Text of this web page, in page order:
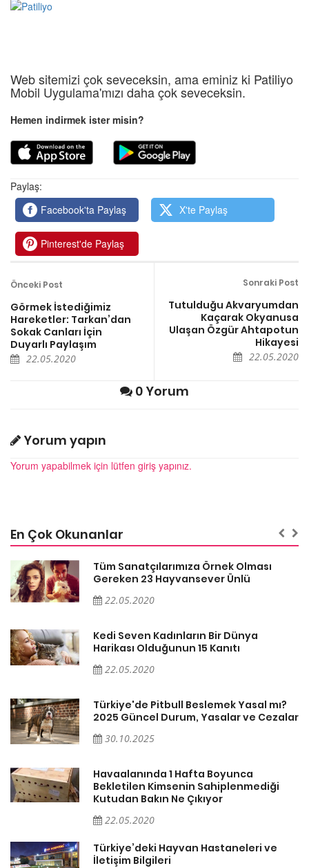
Web sitemizi çok seveceksin, ama eminiz ki Patiliyo
Mobil Uygulama'mızı daha çok seveceksin.
Hemen indirmek ister misin?
Paylaş:
Facebook'ta Paylaş
X'te Paylaş
Pinterest'de Paylaş
Önceki Post
Görmek İstediğimiz
Hareketler: Tarkan’dan
Sokak Canları İçin
Duyarlı Paylaşım
22.05.2020
Sonraki Post
Tutulduğu Akvaryumdan
Kaçarak Okyanusa
Ulaşan Özgür Ahtapotun
Hikayesi
22.05.2020
0 Yorum
Yorum yapın
Yorum yapabilmek için lütfen giriş yapınız.
En Çok Okunanlar
Tüm Sanatçılarımıza Örnek Olması
Gereken 23 Hayvansever Ünlü
22.05.2020
Kedi Seven Kadınların Bir Dünya
Harikası Olduğunun 15 Kanıtı
22.05.2020
Türkiye'de Pitbull Beslemek Yasal mı?
2025 Güncel Durum, Yasalar ve Cezalar
30.10.2025
Havaalanında 1 Hafta Boyunca
Bekletilen Kimsenin Sahiplenmediği
Kutudan Bakın Ne Çıkıyor
22.05.2020
Türkiye’deki Hayvan Hastaneleri ve
İletişim Bilgileri